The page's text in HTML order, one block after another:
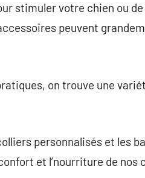
stimuler votre chien ou
peuvent
on trouve une
personnalisés et les
et l’nourriture de nos